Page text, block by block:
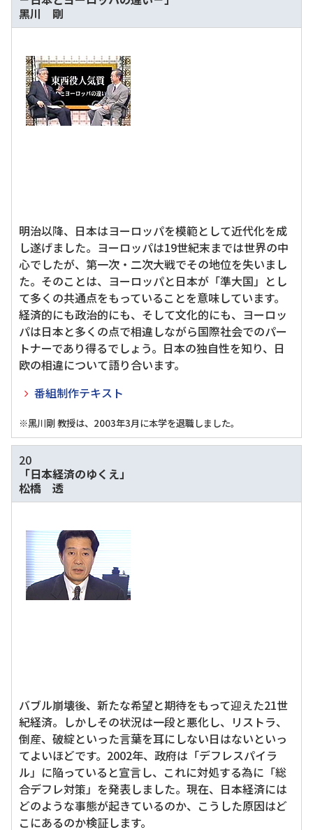
黑川 剛
明治以降、日本はヨーロッパを模範として近代化を成
し遂げました。ヨーロッパは19世紀末までは世界の中
心でしたが、第一次・二次大戦でその地位を失いまし
た。そのことは、ヨーロッパと日本が「準大国」とし
て多くの共通点をもっていることを意味しています。
経済的にも政治的にも、そして文化的にも、ヨーロッ
パは日本と多くの点で相違しながら国際社会でのパー
トナーであり得るでしょう。日本の独自性を知り、日
欧の相違について語り合います。
番組制作テキスト
※黑川剛 教授は、2003年3月に本学を退職しました。
20
「日本経済のゆくえ」
松橋 透
バブル崩壊後、新たな希望と期待をもって迎えた21世
紀経済。しかしその状況は一段と悪化し、リストラ、
倒産、破綻といった言葉を耳にしない日はないといっ
てよいほどです。2002年、政府は「デフレスパイラ
ル」に陥っていると宣言し、これに対処する為に「総
合デフレ対策」を発表しました。現在、日本経済には
どのような事態が起きているのか、こうした原因はど
こにあるのか検証します。